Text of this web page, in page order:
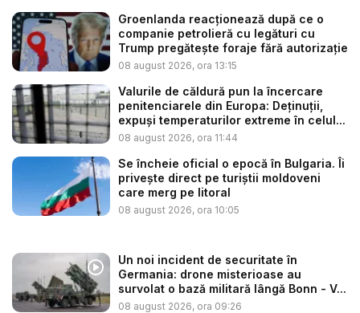
Groenlanda reacționează după ce o
companie petrolieră cu legături cu
Trump pregătește foraje fără autorizație
08 august 2026, ora 13:15
Valurile de căldură pun la încercare
penitenciarele din Europa: Deținuții,
expuși temperaturilor extreme în celul...
08 august 2026, ora 11:44
Se încheie oficial o epocă în Bulgaria. Îi
privește direct pe turiștii moldoveni
care merg pe litoral
08 august 2026, ora 10:05
Un noi incident de securitate în
Germania: drone misterioase au
survolat o bază militară lângă Bonn - V...
08 august 2026, ora 09:26